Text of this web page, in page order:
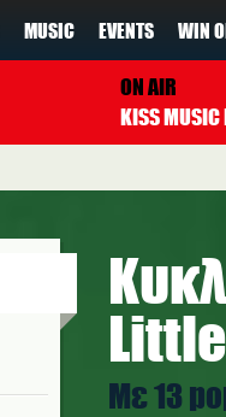
MUSIC EVENTS WIN
ON AIR
Με 13